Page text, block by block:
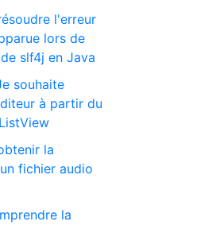
l'erreur
lors de
slf4j en Java
souhaite
à partir du
la
fichier audio
la